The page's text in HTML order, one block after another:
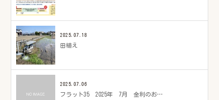
2025.07.18
田植え
2025.07.06
フラット35 2025年 7月 金利のお…